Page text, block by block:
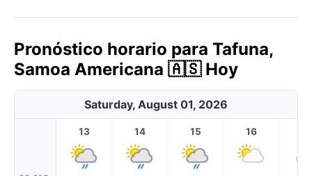
Pronóstico horario para Tafuna,
Samoa Americana 🇦🇸 Hoy
Saturday, August 01, 2026
13 14 15 16